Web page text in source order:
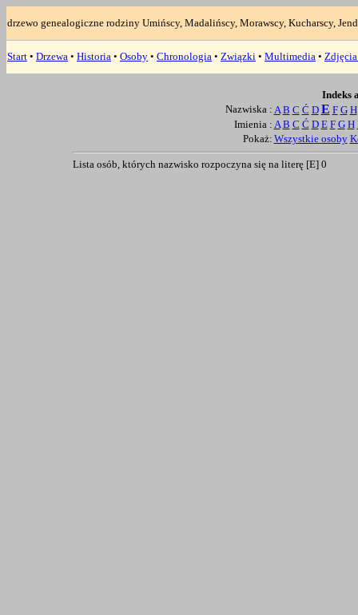
drzewo genealogiczne rodziny Umińscy, Madalińscy, Morawscy, Kucharscy,
Start • Drzewa • Historia • Osoby • Chronologia • Związki • Multimedia •
Indeks
Nazwiska : A B C Ć D E F G H
Imienia : A B C Ć D E F G H
Pokaż: Wszystkie osoby
Lista osób, których nazwisko rozpoczyna się na literę [E] 0